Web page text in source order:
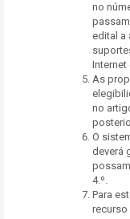
no
edital a
Internet
As
no
O
deverá
4.º.
Para
recurso